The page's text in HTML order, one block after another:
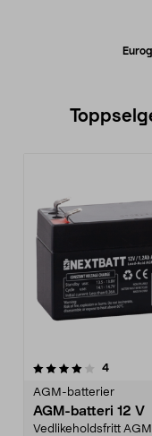
4
AGM-batterier
AGM-batteri 12 V
Vedlikeholdsfritt
5.0 av 5